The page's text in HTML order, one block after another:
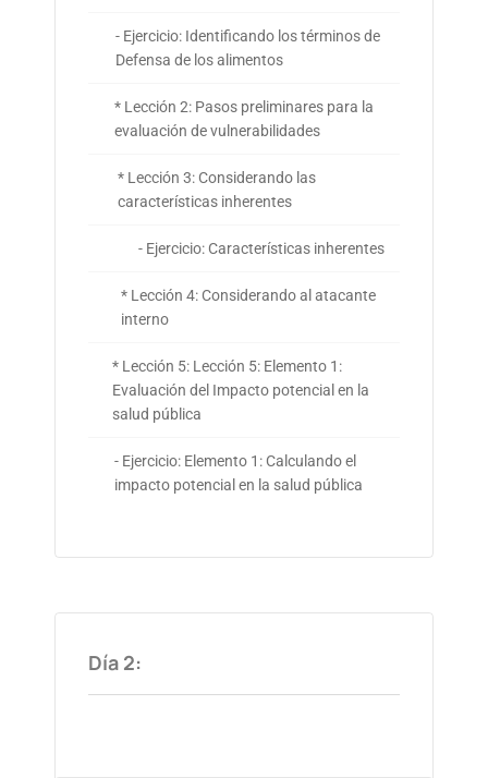
- Ejercicio: Identificando los términos de
Defensa de los alimentos
* Lección 2: Pasos preliminares para la
evaluación de vulnerabilidades
* Lección 3: Considerando las
características inherentes
- Ejercicio: Características inherentes
* Lección 4: Considerando al atacante
interno
* Lección 5: Lección 5: Elemento 1:
Evaluación del Impacto potencial en la
salud pública
- Ejercicio: Elemento 1: Calculando el
impacto potencial en la salud pública
Día 2: